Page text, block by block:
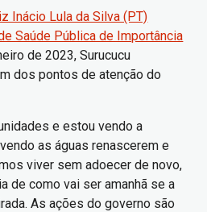
Inácio Lula da Silva (PT)
Saúde Pública de Importância
de 2023, Surucucu
dos pontos de atenção do
e estou vendo a
as águas renascerem e
viver sem adoecer de novo,
de como vai ser amanhã se a
As ações do governo são